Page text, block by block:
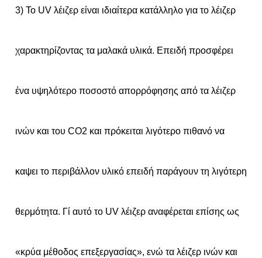
3) Το UV λέιζερ είναι ιδιαίτερα κατάλληλο για το λέιζερ
χαρακτηρίζοντας τα μαλακά υλικά. Επειδή προσφέρει
ένα υψηλότερο ποσοστό απορρόφησης από τα λέιζερ
ινών και του CO2 και πρόκειται λιγότερο πιθανό να
καψει το περιβάλλον υλικό επειδή παράγουν τη λιγότερη
θερμότητα. Γί αυτό το UV λέιζερ αναφέρεται επίσης ως
«κρύα μέθοδος επεξεργασίας», ενώ τα λέιζερ ινών και